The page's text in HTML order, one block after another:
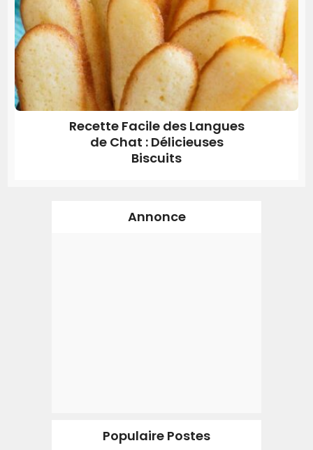
Recette Facile des Langues
de Chat : Délicieuses
Biscuits
Annonce
Populaire Postes